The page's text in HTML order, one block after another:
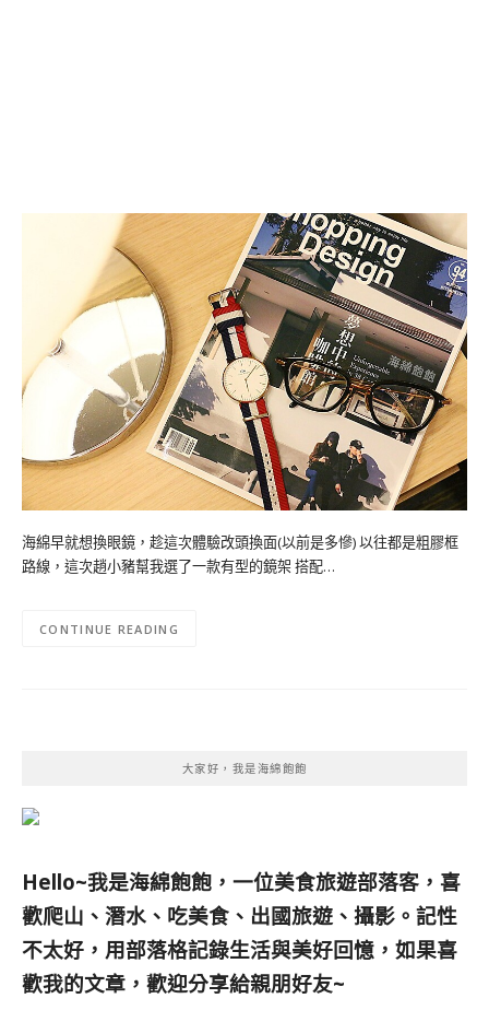
海綿早就想換眼鏡，趁這次體驗改頭換面(以前是多慘) 以往都是粗膠框
路線，這次趙小豬幫我選了一款有型的鏡架 搭配…
CONTINUE READING
大家好，我是海綿飽飽
Hello~我是海綿飽飽，一位美食旅遊部落客， 喜
歡爬山、潛水、吃美食、出國旅遊、攝影。 記性
不太好，用部落格記錄生活與美好回憶， 如果喜
歡我的文章，歡迎分享給親朋好友~